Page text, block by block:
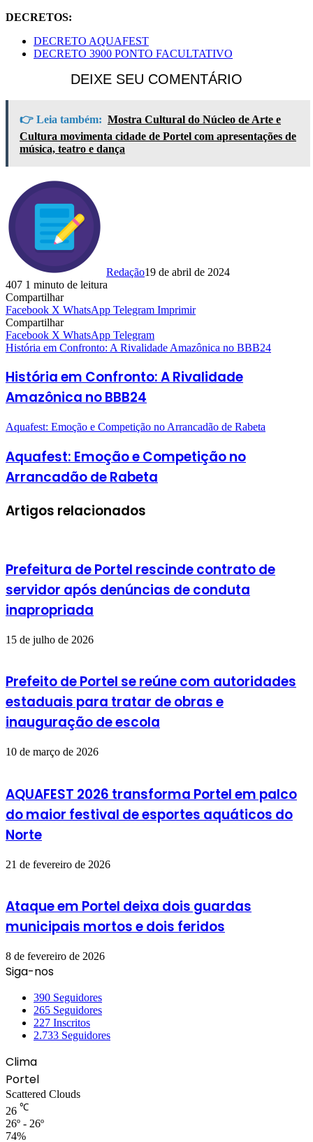
DECRETOS:
DECRETO AQUAFEST
DECRETO 3900 PONTO FACULTATIVO
DEIXE SEU COMENTÁRIO
👉 Leia também: Mostra Cultural do Núcleo de Arte e
Cultura movimenta cidade de Portel com apresentações de
música, teatro e dança
Redação19 de abril de 2024
407 1 minuto de leitura
Compartilhar
Facebook X WhatsApp Telegram Imprimir
Compartilhar
Facebook X WhatsApp Telegram
História em Confronto: A Rivalidade Amazônica no BBB24
História em Confronto: A Rivalidade
Amazônica no BBB24
Aquafest: Emoção e Competição no Arrancadão de Rabeta
Aquafest: Emoção e Competição no
Arrancadão de Rabeta
Artigos relacionados
Prefeitura de Portel rescinde contrato de
servidor após denúncias de conduta
inapropriada
15 de julho de 2026
Prefeito de Portel se reúne com autoridades
estaduais para tratar de obras e
inauguração de escola
10 de março de 2026
AQUAFEST 2026 transforma Portel em palco
do maior festival de esportes aquáticos do
Norte
21 de fevereiro de 2026
Ataque em Portel deixa dois guardas
municipais mortos e dois feridos
8 de fevereiro de 2026
Siga-nos
390 Seguidores
265 Seguidores
227 Inscritos
2.733 Seguidores
Clima
Portel
Scattered Clouds
26 ℃
26º - 26º
74%